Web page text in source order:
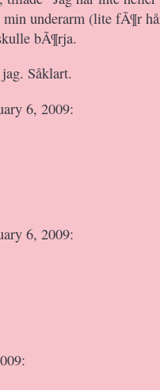
underarm (lite fÃ¶r
bÃ¶rja.
Såklart.
6, 2009:
6, 2009: